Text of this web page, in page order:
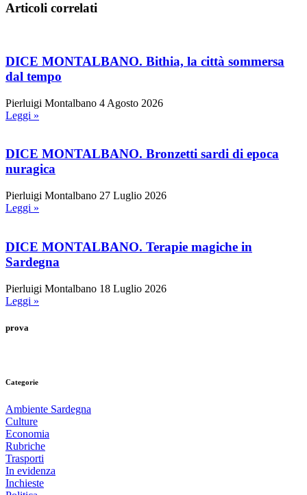
Articoli correlati
DICE MONTALBANO. Bithia, la città sommersa
dal tempo
Pierluigi Montalbano 4 Agosto 2026
Leggi »
DICE MONTALBANO. Bronzetti sardi di epoca
nuragica
Pierluigi Montalbano 27 Luglio 2026
Leggi »
DICE MONTALBANO. Terapie magiche in
Sardegna
Pierluigi Montalbano 18 Luglio 2026
Leggi »
prova
Categorie
Ambiente Sardegna
Culture
Economia
Rubriche
Trasporti
In evidenza
Inchieste